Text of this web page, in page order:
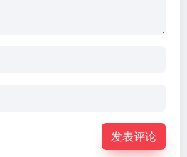
发表评论